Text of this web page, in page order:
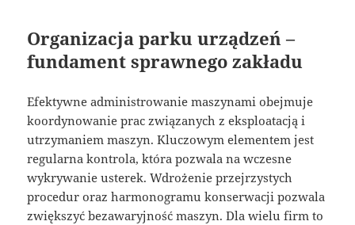
Organizacja parku urządzeń –
fundament sprawnego zakładu
Efektywne administrowanie maszynami obejmuje
koordynowanie prac związanych z eksploatacją i
utrzymaniem maszyn. Kluczowym elementem jest
regularna kontrola, która pozwala na wczesne
wykrywanie usterek. Wdrożenie przejrzystych
procedur oraz harmonogramu konserwacji pozwala
zwiększyć bezawaryjność maszyn. Dla wielu firm to